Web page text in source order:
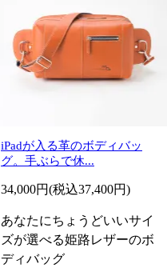
iPadが入る革のボディバッ
グ。手ぶらで休...
34,000円(税込37,400円)
あなたにちょうどいいサイ
ズが選べる姫路レザーのボ
ディバッグ